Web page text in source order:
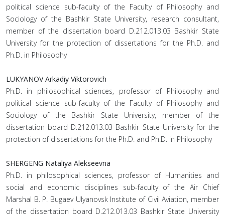
political science sub-faculty of the Faculty of Philosophy and
Sociology of the Bashkir State University, research consultant,
member of the dissertation board D.212.013.03 Bashkir State
University for the protection of dissertations for the Ph.D. and
Ph.D. in Philosophy
LUKYANOV Arkadiy Viktorovich
Ph.D. in philosophical sciences, professor of Philosophy and
political science sub-faculty of the Faculty of Philosophy and
Sociology of the Bashkir State University, member of the
dissertation board D.212.013.03 Bashkir State University for the
protection of dissertations for the Ph.D. and Ph.D. in Philosophy
SHERGENG Nataliya Alekseevna
Ph.D. in philosophical sciences, professor of Humanities and
social and economic disciplines sub-faculty of the Air Chief
Marshal B. P. Bugaev Ulyanovsk Institute of Civil Aviation, member
of the dissertation board D.212.013.03 Bashkir State University